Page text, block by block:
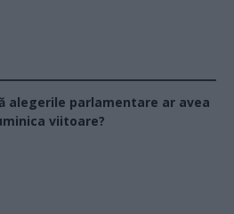
alegerile parlamentare ar avea
viitoare?